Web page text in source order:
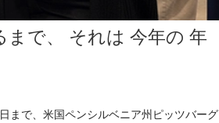
で、 それは 今年の 年
まで、米国ペンシルベニア州ピッツバーグ